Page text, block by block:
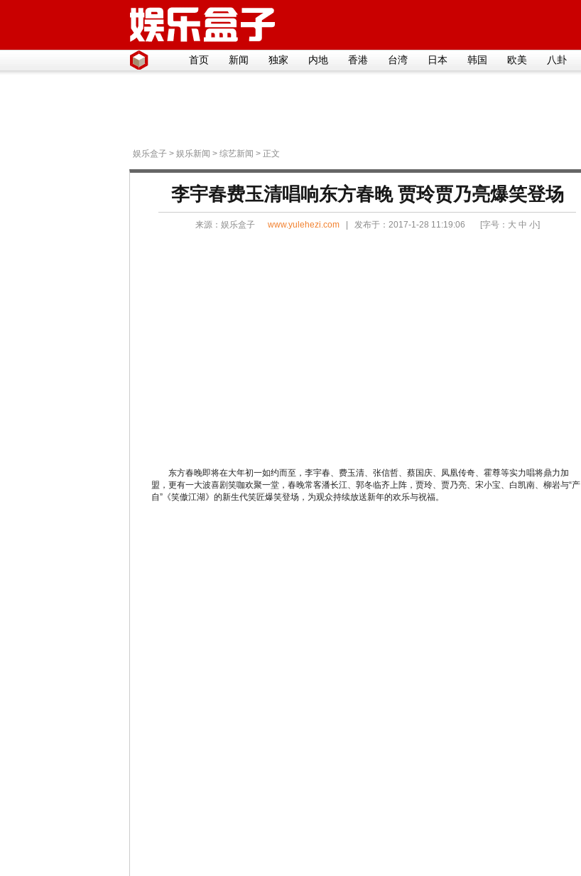
首页 新闻 独家 内地 香港 台湾 日本 韩国 欧美 八卦
娱乐盒子 > 娱乐新闻 > 综艺新闻 > 正文
李宇春费玉清唱响东方春晚 贾玲贾乃亮爆笑登场
来源： 娱乐盒子 www.yulehezi.com| 发布于：2017-1-28 11:19:06 [字号： 大 中 小]
东方春晚即将在大年初一如约而至，李宇春、费玉清、张信哲、蔡国庆、凤凰传奇、霍尊等实力唱将鼎力加
盟，更有一大波喜剧笑咖欢聚一堂，春晚常客潘长江、郭冬临齐上阵，贾玲、贾乃亮、宋小宝、白凯南、柳岩与“产
自”《笑傲江湖》的新生代笑匠爆笑登场，为观众持续放送新年的欢乐与祝福。